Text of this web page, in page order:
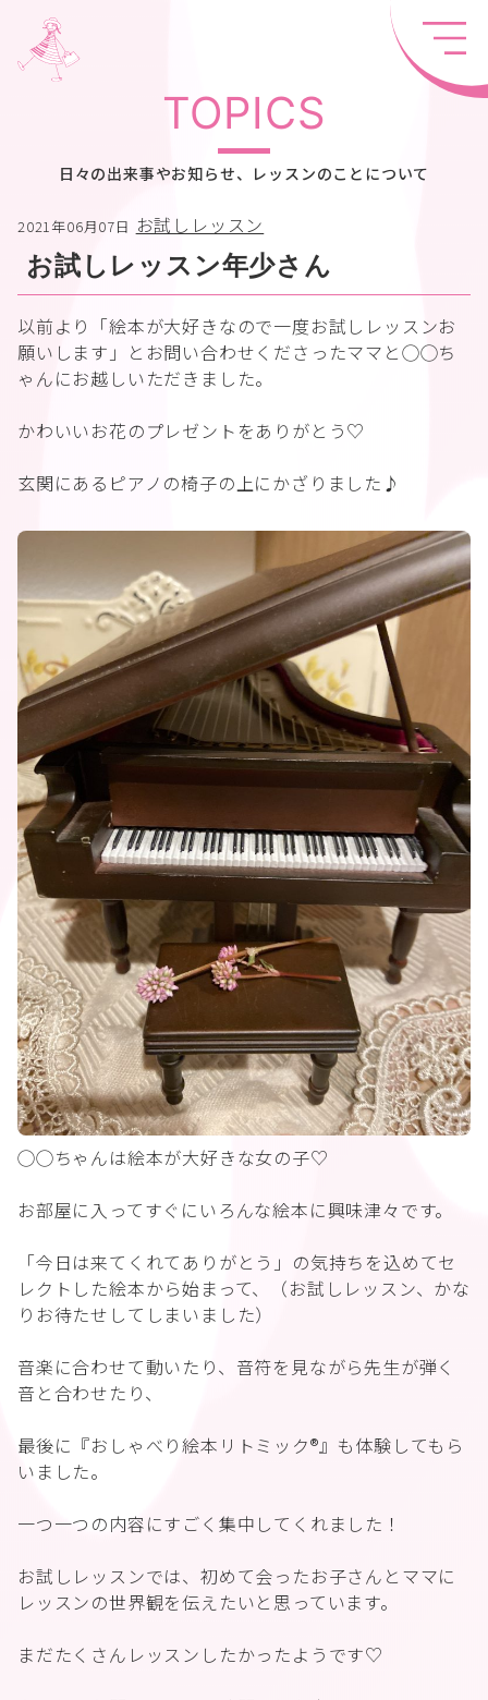
TOPICS
日々の出来事やお知らせ、レッスンのことについて
2021年06月07日 お試しレッスン
お試しレッスン年少さん
以前より「絵本が大好きなので一度お試しレッスンお
願いします」とお問い合わせくださったママと◯◯ち
ゃんにお越しいただきました。
かわいいお花のプレゼントをありがとう♡
玄関にあるピアノの椅子の上にかざりました♪
◯◯ちゃんは絵本が大好きな女の子♡
お部屋に入ってすぐにいろんな絵本に興味津々です。
「今日は来てくれてありがとう」の気持ちを込めてセ
レクトした絵本から始まって、（お試しレッスン、かな
りお待たせしてしまいました）
音楽に合わせて動いたり、音符を見ながら先生が弾く
音と合わせたり、
最後に『おしゃべり絵本リトミック®︎』も体験してもら
いました。
一つ一つの内容にすごく集中してくれました！
お試しレッスンでは、初めて会ったお子さんとママに
レッスンの世界観を伝えたいと思っています。
まだたくさんレッスンしたかったようです♡